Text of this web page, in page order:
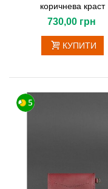
коричнева краст
730,00 грн
КУПИТИ